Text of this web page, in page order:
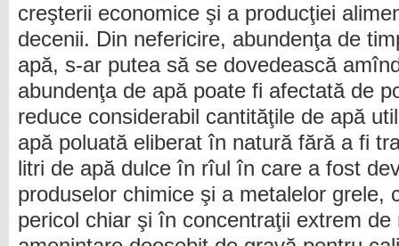
creşterii economice şi a producţiei
decenii. Din nefericire, abundenţa de
apă, s-ar putea să se dovedească
abundenţa de apă poate fi afectată de
reduce considerabil cantităţile de apă
apă poluată eliberat în natură fără a fi
litri de apă dulce în rîul în care a fost
produselor chimice şi a metalelor grele,
pericol chiar şi în concentraţii extrem